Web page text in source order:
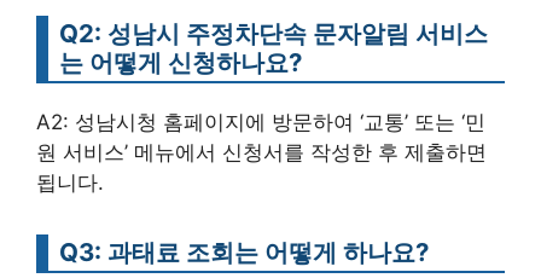
Q2: 성남시 주정차단속 문자알림 서비스
는 어떻게 신청하나요?
A2: 성남시청 홈페이지에 방문하여 ‘교통’ 또는 ‘민
원 서비스’ 메뉴에서 신청서를 작성한 후 제출하면
됩니다.
Q3: 과태료 조회는 어떻게 하나요?